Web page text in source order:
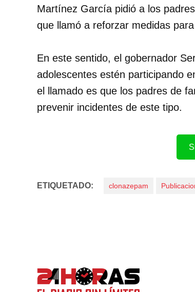
Martínez García pidió a los
que llamó a reforzar medidas
En este sentido, el gobernador
adolescentes estén participando
el llamado es que los padres de
prevenir incidentes de este tipo.
ETIQUETADO: clonazepam